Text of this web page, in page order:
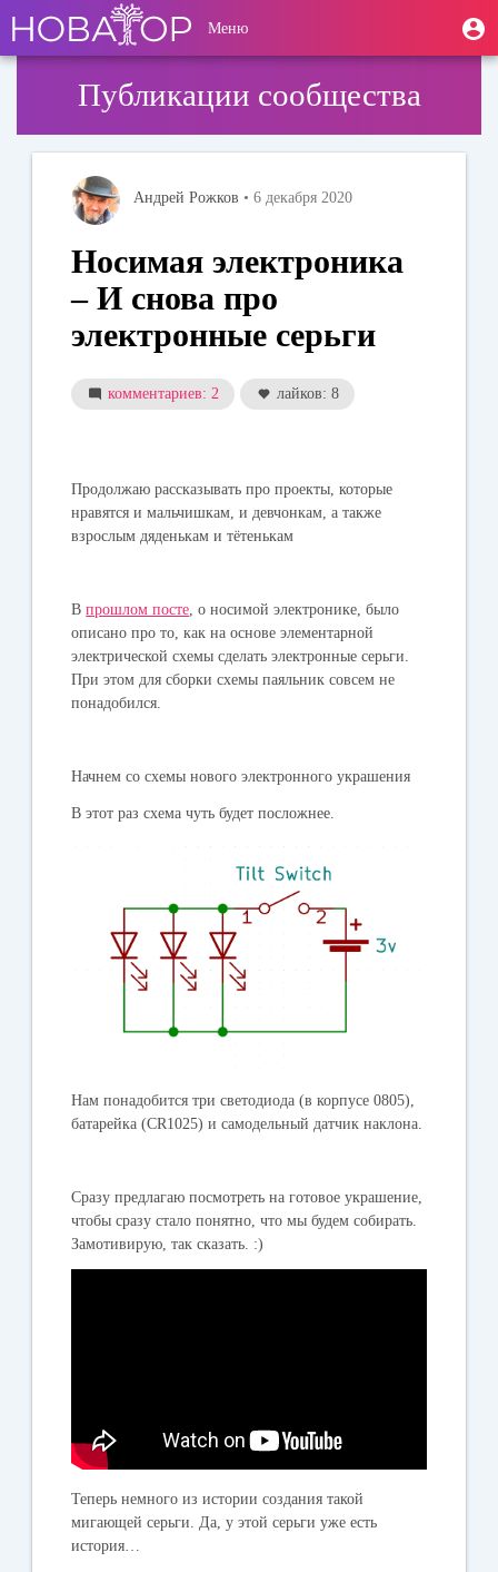
основному
содержанию
User
account
Меню
Публикации сообщества
Андрей Рожков • 6 декабря 2020
Носимая электроника
– И снова про
электронные серьги
комментариев: 2 лайков: 8
Продолжаю рассказывать про проекты, которые
нравятся и мальчишкам, и девчонкам, а также
взрослым дяденькам и тётенькам
Впрошлом посте , о носимой электронике, было
описано про то, как на основе элементарной
электрической схемы сделать электронные серьги.
При этом для сборки схемы паяльник совсем не
понадобился.
Начнем со схемы нового электронного украшения
В этот раз схема чуть будет посложнее.
Нам понадобится три светодиода (в корпусе 0805),
батарейка (CR1025) и самодельный датчик наклона.
Сразу предлагаю посмотреть на готовое украшение,
чтобы сразу стало понятно, что мы будем собирать.
Замотивирую, так сказать. :)
Теперь немного из истории создания такой
мигающей серьги. Да, у этой серьги уже есть
история…